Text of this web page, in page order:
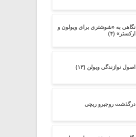
نگاهی به «شوشتری برای ویولون و
ارکستر» (۴)
اصول نوازندگی ویولن (۱۳)
درگذشت روجیرو ریچی